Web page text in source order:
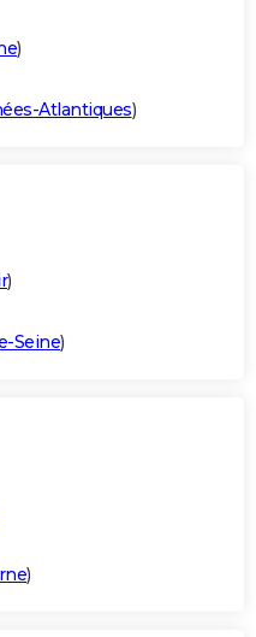
)
Atlantiques)
)
Seine)
)